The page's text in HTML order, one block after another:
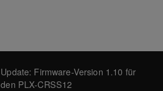
Update: Firmware-Version 1.10 für
den PLX-CRSS12